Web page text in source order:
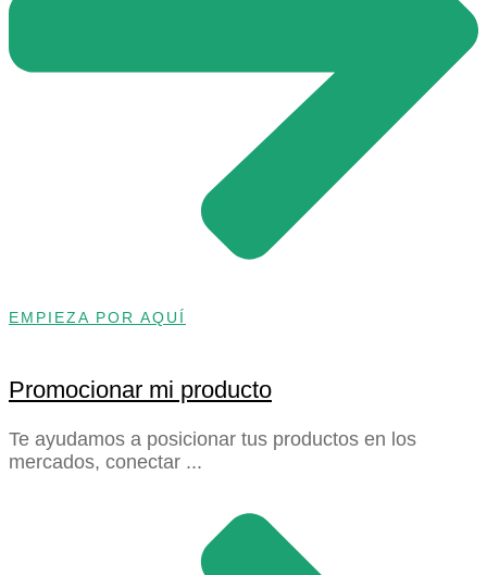
EMPIEZA POR AQUÍ
Promocionar mi producto
Te ayudamos a posicionar tus productos en los
mercados, conectar ...